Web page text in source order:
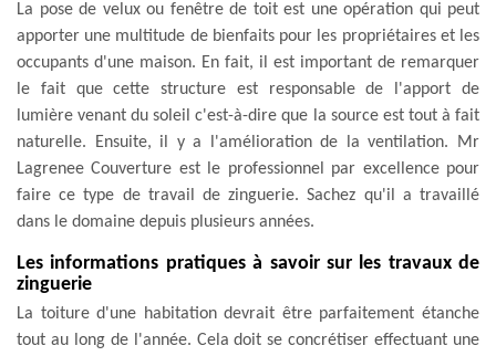
La pose de velux ou fenêtre de toit est une opération qui peut
apporter une multitude de bienfaits pour les propriétaires et les
occupants d'une maison. En fait, il est important de remarquer
le fait que cette structure est responsable de l'apport de
lumière venant du soleil c'est-à-dire que la source est tout à fait
naturelle. Ensuite, il y a l'amélioration de la ventilation. Mr
Lagrenee Couverture est le professionnel par excellence pour
faire ce type de travail de zinguerie. Sachez qu'il a travaillé
dans le domaine depuis plusieurs années.
Les informations pratiques à savoir sur les travaux de
zinguerie
La toiture d'une habitation devrait être parfaitement étanche
tout au long de l'année. Cela doit se concrétiser effectuant une